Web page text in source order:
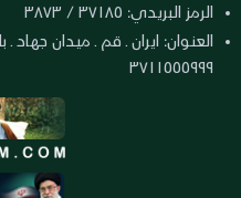
الرمز البريدي: ٣٧١٨٥ / ٣٨٧٣
٣٧١١٥٥٥٩٩٩